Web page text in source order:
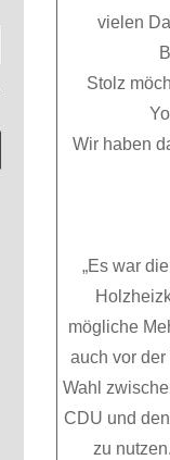
vielen
Stolz
Wir haben
„Es war
mögliche
auch vor
Wahl
CDU und
zu